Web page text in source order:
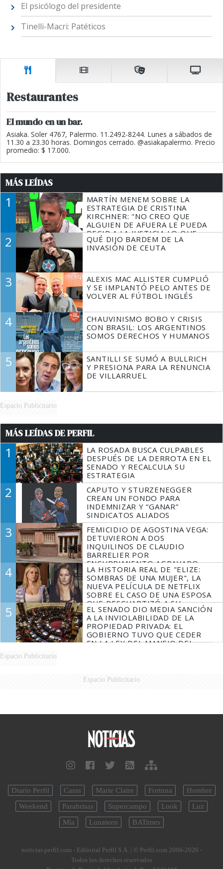
El psicólogo del presidente
Tinelli-Macri: Patéticos
Restaurantes
El mundo en un bar.
Asiaka. Soler 4767, Palermo. 11.2492-8244. Lunes a sábados de
11.30 a 23.30 horas. Domingos cerrado. @asiakapalermo. Precio
promedio: $ 17.000.
MÁS LEÍDAS
1
MARTÍN MENEM SOBRE LA
ESTRATEGIA DE CRISTINA
KIRCHNER: "NO CREO QUE
ALGUIEN DE AFUERA LE PUEDA
DECIR A LA JUSTICIA LO QUE
TIENE QUE HACER"
2
QUÉ DIJO BARDEM DE LA
INVASIÓN DE CEUTA
3
ALEXIS MAC ALLISTER CUMPLIÓ
Y SE IMPLANTÓ PELO ANTES DE
VOLVER AL FÚTBOL INGLÉS
4
CHAUVINISMO BOBO Y CRISIS
CON BRASIL: LOS ARGENTINOS
SOMOS DERECHOS Y HUMANOS
5
SANTILLI SE SUMÓ A BULLRICH
Y PRESIONA PARA LA RENUNCIA
DE VILLARRUEL
Espacio Publicitario
MÁS LEÍDAS DE PERFIL
1
LA ROSADA BUSCA CULPABLES
DESPUÉS DE LA DERROTA EN EL
SENADO Y RECALCULA SU
ESTRATEGIA
2
CAPUTO Y STURZENEGGER
CREAN UN FONDO PARA
INDEMNIZAR Y “GANAR”
SINDICATOS ALIADOS
3
FEMICIDIO DE AGOSTINA VEGA:
DETUVIERON A DOS
INQUILINOS DE CLAUDIO
BARRELIER POR
ENCUBRIMIENTO AGRAVADO
4
LA HISTORIA REAL DE "ELIZE:
SOMBRAS DE UNA MUJER", LA
NUEVA PELÍCULA DE NETFLIX
SOBRE EL CASO DE UNA ESPOSA
QUE DESCUARTIZÓ A SU
MARIDO
5
EL SENADO DIO MEDIA SANCIÓN
A LA INVIOLABILIDAD DE LA
PROPIEDAD PRIVADA: EL
GOBIERNO TUVO QUE CEDER
EN LA LEY DEL MANEJO DEL
Espacio Publicitario
Espacio Publicitario
Diario Perfil Caras Marie Claire Fortuna
Hombre
Weekend
Parabrisas Supercampo Look
Luz
Mía
Lunateen BATimes
noticias.perfil.com - Editorial Perfil S.A. | © Perfil.com 2006-2026 -
Todos los derechos reservados